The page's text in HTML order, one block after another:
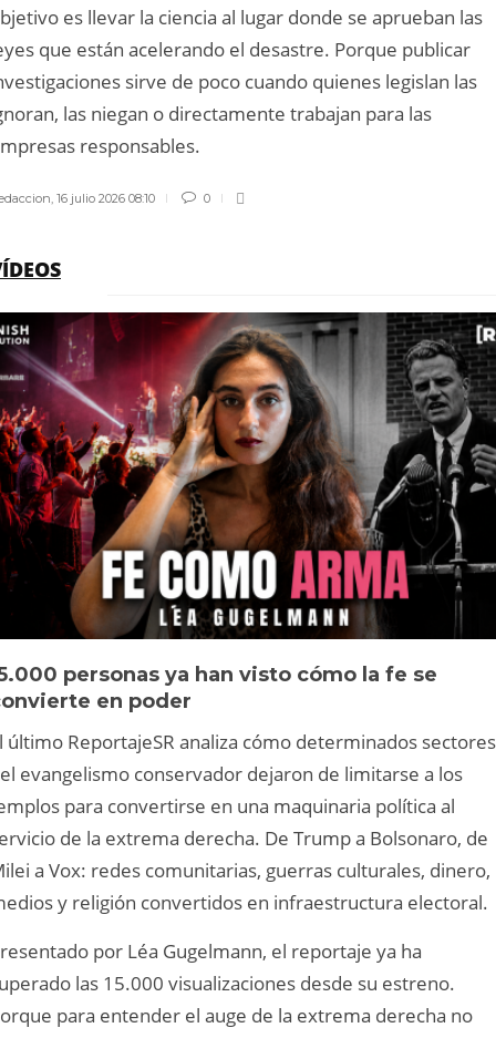
es llevar la ciencia al lugar donde se aprueban las
que están acelerando el desastre. Porque publicar
sirve de poco cuando quienes legislan las
las niegan o directamente trabajan para las
responsables.
16 julio 2026 08:10 0
personas ya han visto cómo la fe se
en poder
último ReportajeSR analiza cómo determinados sectores
evangelismo conservador dejaron de limitarse a los
para convertirse en una maquinaria política al
de la extrema derecha. De Trump a Bolsonaro, de
a Vox: redes comunitarias, guerras culturales, dinero,
y religión convertidos en infraestructura electoral.
por Léa Gugelmann, el reportaje ya ha
las 15.000 visualizaciones desde su estreno.
para entender el auge de la extrema derecha no